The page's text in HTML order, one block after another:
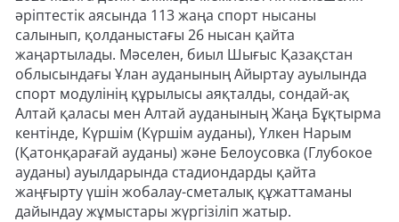
әріптестік аясында 113 жаңа спорт нысаны
салынып, қолданыстағы 26 нысан қайта
жаңартылады. Мәселен, биыл Шығыс Қазақстан
облысындағы Ұлан ауданының Айыртау ауылында
спорт модулінің құрылысы аяқталды, сондай-ақ
Алтай қаласы мен Алтай ауданының Жаңа Бұқтырма
кентінде, Күршім (Күршім ауданы), Үлкен Нарым
(Қатонқарағай ауданы) және Белоусовка (Глубокое
ауданы) ауылдарында стадиондарды қайта
жаңғырту үшін жобалау-сметалық құжаттаманы
дайындау жұмыстары жүргізіліп жатыр.